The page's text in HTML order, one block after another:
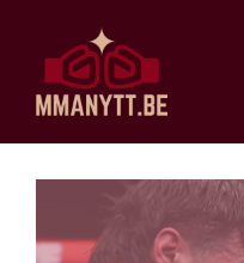
contenu